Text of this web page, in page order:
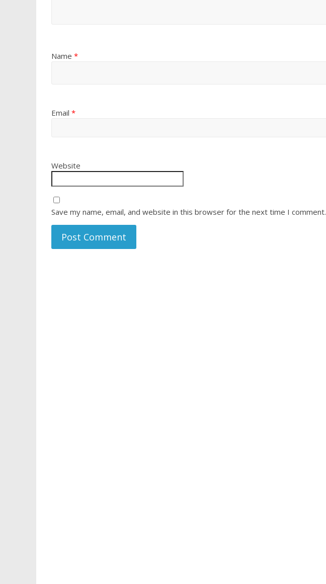
Name *
Email *
Website
Save my name, email, and website in this browser for the next time I comment.